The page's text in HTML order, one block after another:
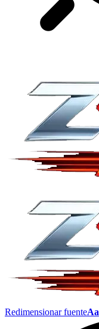
Redimensionar fuenteAa